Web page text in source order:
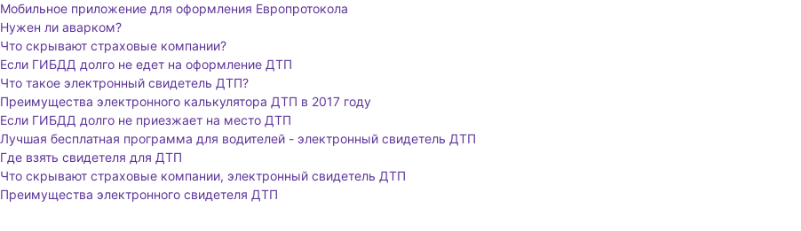
Мобильное приложение для оформления Европротокола
Нужен ли аварком?
Что скрывают страховые компании?
Если ГИБДД долго не едет на оформление ДТП
Что такое электронный свидетель ДТП?
Преимущества электронного калькулятора ДТП в 2017 году
Если ГИБДД долго не приезжает на место ДТП
Лучшая бесплатная программа для водителей - электронный свидетель ДТП
Где взять свидетеля для ДТП
Что скрывают страховые компании, электронный свидетель ДТП
Преимущества электронного свидетеля ДТП